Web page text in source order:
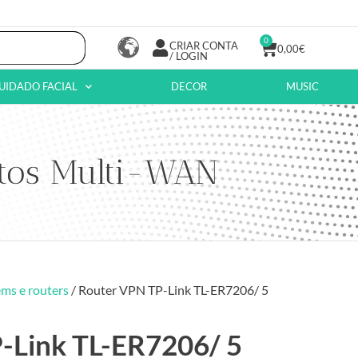
CRIAR CONTA
/ LOGIN
0,00€
0
FACIAL DECOR MUSIC
Multi-WAN
e routers / Router VPN TP-Link TL-ER7206/ 5
Link TL-ER7206/ 5